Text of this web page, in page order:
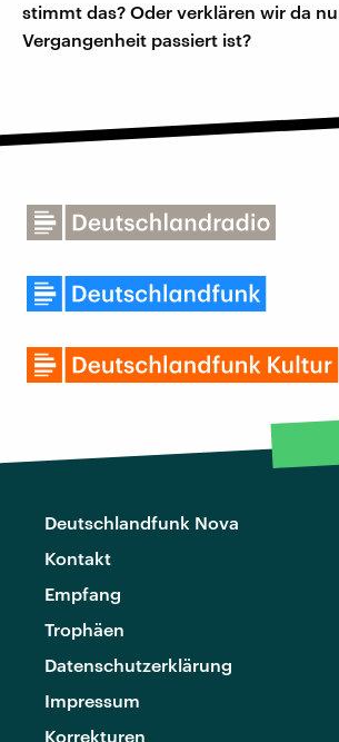
stimmt das? Oder verklären wir da
Vergangenheit passiert ist?
Deutschlandfunk Nova
Kontakt
Empfang
Trophäen
Datenschutzerklärung
Impressum
Korrekturen